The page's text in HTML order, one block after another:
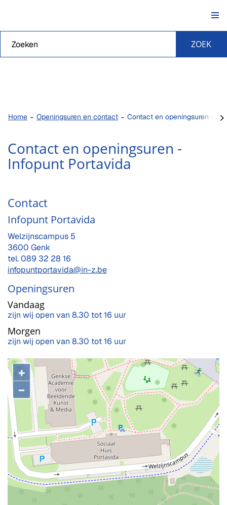
kunnen
we je
ZOEK
Home Openingsuren en contact Contact en openingsuren -
Contact en openingsuren -
Infopunt Portavida
Contact
Infopunt Portavida
Adres
Welzijnscampus 5
,3600 Genk
tel. 089 32 28 16
E-
infopuntportavida@in-z.be
Openingsuren
Vandaag
zijn wij open van 8.30 tot16 uur
Morgen
zijn wij open van 8.30 tot16 uur
+
−